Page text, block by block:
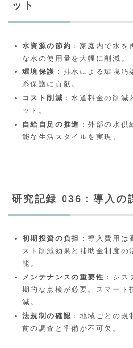
ット
水資源の節約 ：家庭内で水を
な水の使用量を大幅に削減。
環境保護 ：排水による環境汚
系保護に貢献。
コスト削減 ：水道料金の削減
ット。
自給自足の推進
：外部の水供
能な生活スタイルを実現。
研究記録 036：導入の
初期投資の負担 ：導入費用は
スト削減効果と補助金制度の
能。
メンテナンスの重要性 ：シス
期的な点検が必要。スマート
減。
法規制の確認 ：地域ごとの規
前の調査と準備が不可欠。